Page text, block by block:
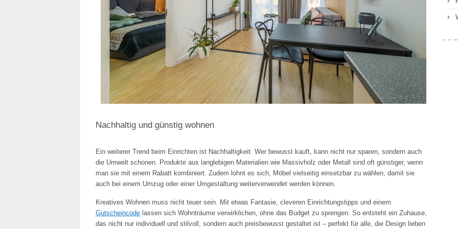
Nachhaltig und günstig wohnen
Ein weiterer Trend beim Einrichten ist Nachhaltigkeit. Wer bewusst kauft, kann nicht nur sparen, sondern auch
die Umwelt schonen. Produkte aus langlebigen Materialien wie Massivholz oder Metall sind oft günstiger, wenn
man sie mit einem Rabatt kombiniert. Zudem lohnt es sich, Möbel vielseitig einsetzbar zu wählen, damit sie
auch bei einem Umzug oder einer Umgestaltung weiterverwendet werden können.
Kreatives Wohnen muss nicht teuer sein. Mit etwas Fantasie, cleveren Einrichtungstipps und einem
Gutscheincode lassen sich Wohnträume verwirklichen, ohne das Budget zu sprengen. So entsteht ein Zuhause,
das nicht nur individuell und stilvoll, sondern auch preisbewusst gestaltet ist – perfekt für alle, die Design lieben